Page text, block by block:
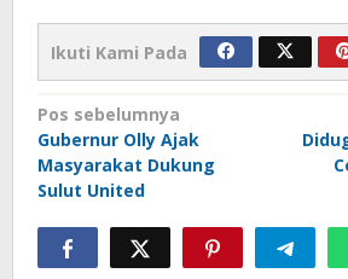
Ikuti Kami Pada
Navigasi
pos
Pos sebelumnya
Gubernur Olly Ajak
Masyarakat Dukung
Sulut United